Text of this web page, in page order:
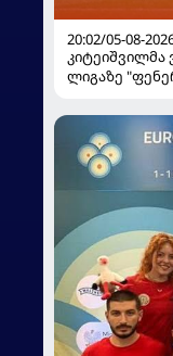
20:02/05-08-
კიტეიშვილმა
ლიგაზე